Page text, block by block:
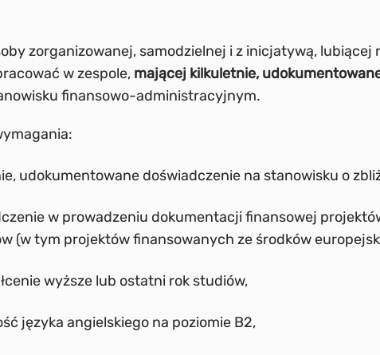
zorganizowanej, samodzielnej i z inicjatywą, lubiącej
w zespole, mającej kilkuletnie,
finansowo-administracyjnym.
udokumentowane doświadczenie na stanowisku o
w prowadzeniu dokumentacji finansowej
(w tym projektów finansowanych ze środków
wyższe lub ostatni rok studiów,
języka angielskiego na poziomie B2,